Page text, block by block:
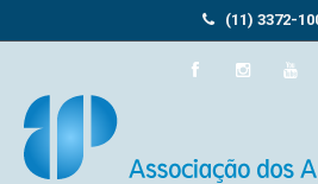
(11) 3372-